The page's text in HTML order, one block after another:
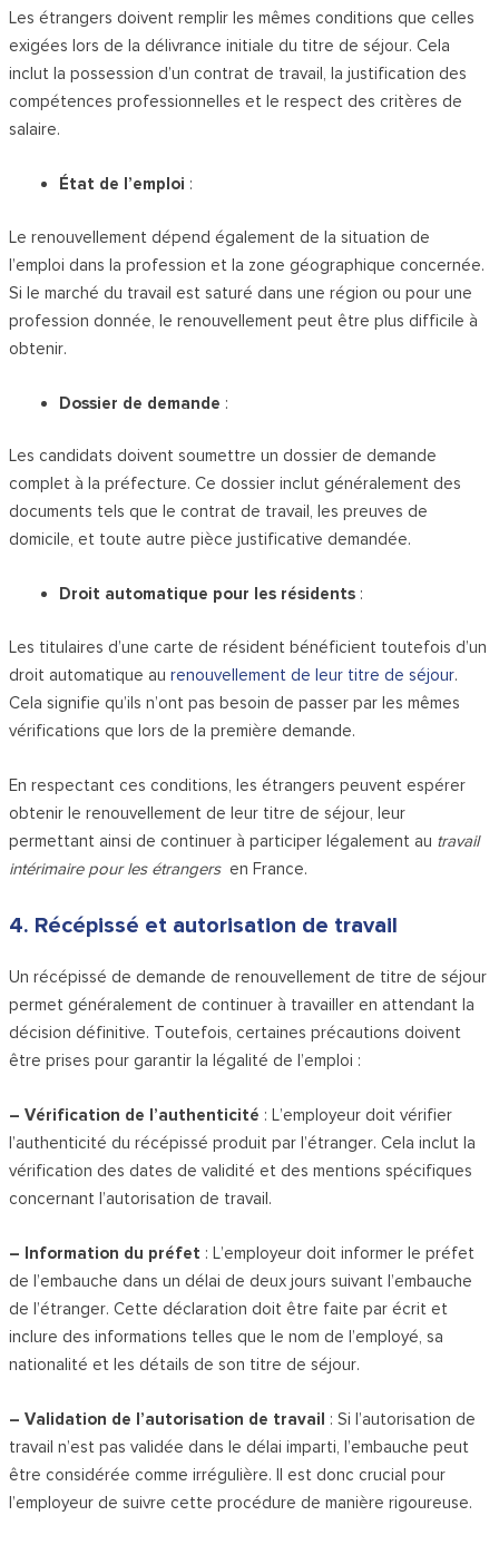
Les étrangers doivent remplir les mêmes conditions que celles
exigées lors de la délivrance initiale du titre de séjour. Cela
inclut la possession d’un contrat de travail, la justification des
compétences professionnelles et le respect des critères de
salaire.
État de l’emploi :
Le renouvellement dépend également de la situation de
l’emploi dans la profession et la zone géographique concernée.
Si le marché du travail est saturé dans une région ou pour une
profession donnée, le renouvellement peut être plus difficile à
obtenir.
Dossier de demande :
Les candidats doivent soumettre un dossier de demande
complet à la préfecture. Ce dossier inclut généralement des
documents tels que le contrat de travail, les preuves de
domicile, et toute autre pièce justificative demandée.
Droit automatique pour les résidents :
Les titulaires d’une carte de résident bénéficient toutefois d’un
droit automatique aurenouvellement de leur titre de séjour.
Cela signifie qu’ils n’ont pas besoin de passer par les mêmes
vérifications que lors de la première demande.
En respectant ces conditions, les étrangers peuvent espérer
obtenir le renouvellement de leur titre de séjour, leur
permettant ainsi de continuer à participer légalement au travail
intérimaire pour les étrangers en France.
4. Récépissé et autorisation de travail
Un récépissé de demande de renouvellement de titre de séjour
permet généralement de continuer à travailler en attendant la
décision définitive. Toutefois, certaines précautions doivent
être prises pour garantir la légalité de l’emploi :
– Vérification de l’authenticité : L’employeur doit vérifier
l’authenticité du récépissé produit par l’étranger. Cela inclut la
vérification des dates de validité et des mentions spécifiques
concernant l’autorisation de travail.
– Information du préfet : L’employeur doit informer le préfet
de l’embauche dans un délai de deux jours suivant l’embauche
de l’étranger. Cette déclaration doit être faite par écrit et
inclure des informations telles que le nom de l’employé, sa
nationalité et les détails de son titre de séjour.
– Validation de l’autorisation de travail : Si l’autorisation de
travail n’est pas validée dans le délai imparti, l’embauche peut
être considérée comme irrégulière. Il est donc crucial pour
l’employeur de suivre cette procédure de manière rigoureuse.